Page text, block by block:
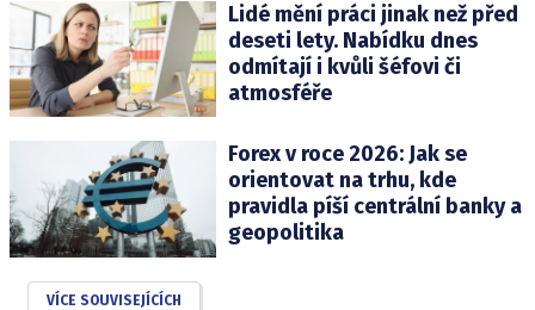
Lidé mění práci jinak než před
deseti lety. Nabídku dnes
odmítají i kvůli šéfovi či
atmosféře
Forex v roce 2026: Jak se
orientovat na trhu, kde
pravidla píší centrální banky a
geopolitika
VÍCE SOUVISEJÍCÍCH